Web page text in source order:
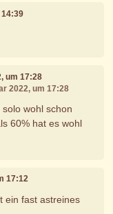
14:39
um 17:28
2022, um 17:28
wohl schon
60% hat es wohl
17:12
ein fast astreines